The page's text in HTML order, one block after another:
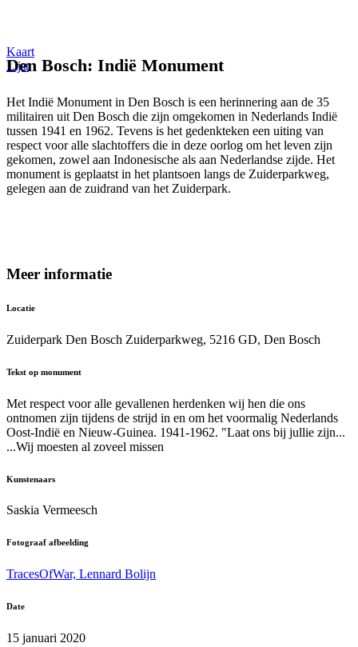
Kaart
Lijst
Den Bosch: Indië Monument
Het Indië Monument in Den Bosch is een herinnering aan de 35
militairen uit Den Bosch die zijn omgekomen in Nederlands Indië
tussen 1941 en 1962. Tevens is het gedenkteken een uiting van
respect voor alle slachtoffers die in deze oorlog om het leven zijn
gekomen, zowel aan Indonesische als aan Nederlandse zijde. Het
monument is geplaatst in het plantsoen langs de Zuiderparkweg,
gelegen aan de zuidrand van het Zuiderpark.
Meer informatie
Locatie
Zuiderpark Den Bosch Zuiderparkweg, 5216 GD, Den Bosch
Tekst op monument
Met respect voor alle gevallenen herdenken wij hen die ons
ontnomen zijn tijdens de strijd in en om het voormalig Nederlands
Oost-Indië en Nieuw-Guinea. 1941-1962. "Laat ons bij jullie zijn...
...Wij moesten al zoveel missen
Kunstenaars
Saskia Vermeesch
Fotograaf afbeelding
TracesOfWar, Lennard Bolijn
Date
15 januari 2020